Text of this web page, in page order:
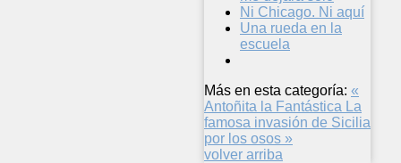
Ni Chicago. Ni aquí
Una rueda en la
escuela
Más en esta categoría: «
Antoñita la Fantástica La
famosa invasión de Sicilia
por los osos »
volver arriba